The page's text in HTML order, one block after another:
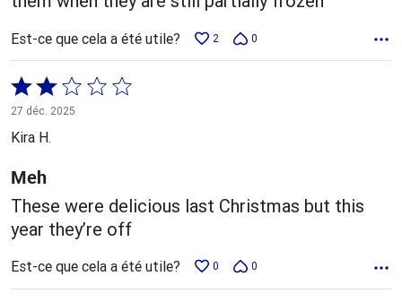
Est-ce que cela a été utile? 2 0
Coté
2 sur
5
27 déc. 2025
Kira H.
Meh
These were delicious last Christmas but this
year they’re off
Est-ce que cela a été utile? 0 0